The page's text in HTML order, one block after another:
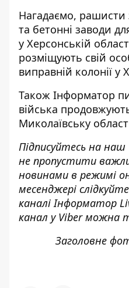
Нагадаємо, рашисти
та бетонні заводи
у Херсонській
розміщують свій
виправній колонії у
Також Інформатор
війська
Миколаївську
Підписуйтесь на наш
не пропустити
новинами в режимі
месенджері
каналіІнформатор
канал у Viber можна
Заголовне